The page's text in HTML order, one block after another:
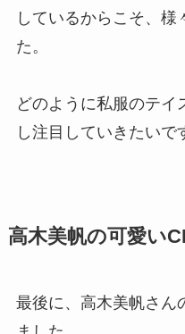
しているからこそ、様
た。
どのように私服のテ
し注目していきたいで
高木美帆の可愛い
最後に、高木美帆さん